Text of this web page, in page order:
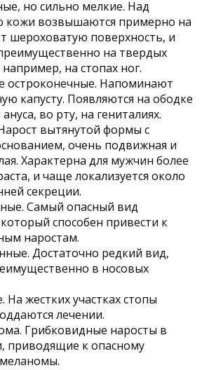
но сильно мелкие. Над
кожи возвышаются примерно на
шероховатую поверхность, и
на твердых
например, на стопах ног.
остроконечные. Напоминают
капусту. Появляются на ободке
во рту, на гениталиях.
вытянутой формы с
очень подвижная и
Характерна для мужчин более
и чаще локализуется около
секреции.
Самый опасный вид
способен привести к
наростам.
Достаточно редкий вид,
в носовых
жестких участках стопы
лечении.
Грибковидные наросты в
приводящие к опасному